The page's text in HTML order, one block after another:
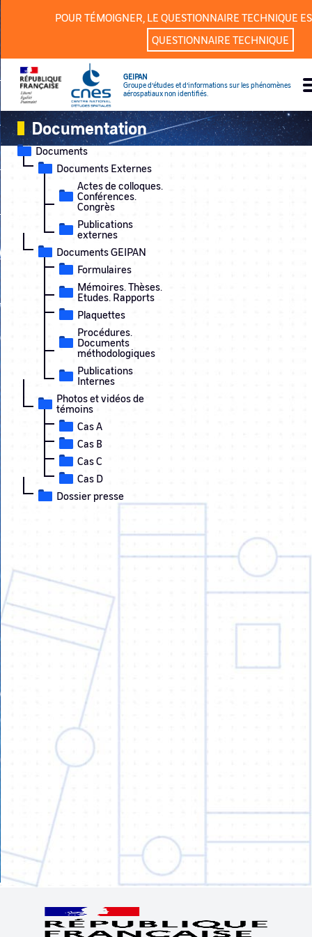
POUR TÉMOIGNER, LE QUESTIONNAIRE TECHNIQUE
QUESTIONNAIRE TECHNIQUE
GEIPAN
Groupe d’études et d’informations sur les phénomènes
aérospatiaux non identifiés.
Documentation
Documents
Documents Externes
Actes de colloques.
Conférences.
Congrès
Publications
externes
Documents GEIPAN
Formulaires
Mémoires. Thèses.
Etudes. Rapports
Plaquettes
Procédures.
Documents
méthodologiques
Publications
Internes
Photos et vidéos de
témoins
Cas A
Cas B
Cas C
Cas D
Dossier presse